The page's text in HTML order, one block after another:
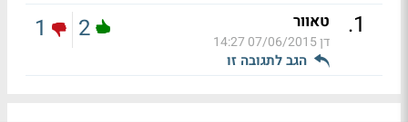
1
. טאוור
דן07/06/2015 14:27
הגב לתגובה זו
2
1